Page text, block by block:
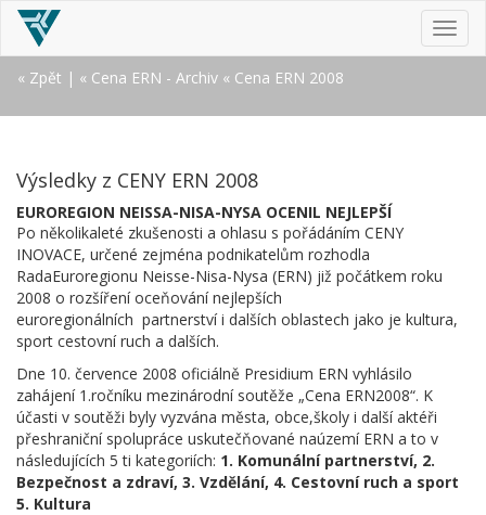
« Zpět | « Cena ERN - Archiv « Cena ERN 2008
Výsledky z CENY ERN 2008
EUROREGION NEISSA-NISA-NYSA OCENIL NEJLEPŠÍ
Po několikaleté zkušenosti a ohlasu s pořádáním CENY
INOVACE, určené zejména podnikatelům rozhodla
RadaEuroregionu Neisse-Nisa-Nysa (ERN) již počátkem roku
2008 o rozšíření oceňování nejlepších
euroregionálních partnerství i dalších oblastech jako je kultura,
sport cestovní ruch a dalších.
Dne 10. července 2008 oficiálně Presidium ERN vyhlásilo
zahájení 1.ročníku mezinárodní soutěže „Cena ERN2008“. K
účasti v soutěži byly vyzvána města, obce,školy i další aktéři
přeshraniční spolupráce uskutečňované naúzemí ERN a to v
následujících 5 ti kategoriích: 1. Komunální partnerství, 2.
Bezpečnost a zdraví, 3. Vzdělání, 4. Cestovní ruch a sport
5. Kultura